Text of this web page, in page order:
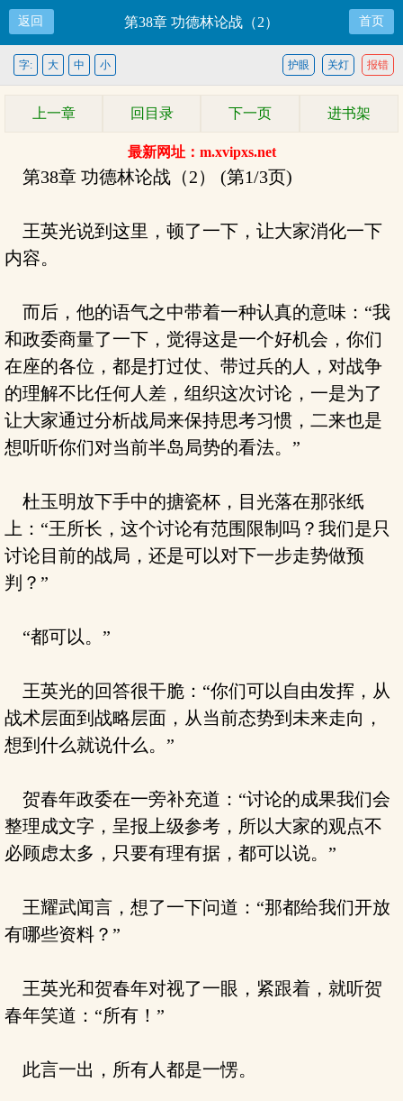
返回 第38章 功德林论战（2） 首页
报错
关灯
护眼
字: 大 中 小
上一章 回目录 下一页 进书架
最新网址：m.xvipxs.net
第38章 功德林论战（2） (第1/3页)
王英光说到这里，顿了一下，让大家消化一下
内容。
而后，他的语气之中带着一种认真的意味：“我
和政委商量了一下，觉得这是一个好机会，你们
在座的各位，都是打过仗、带过兵的人，对战争
的理解不比任何人差，组织这次讨论，一是为了
让大家通过分析战局来保持思考习惯，二来也是
想听听你们对当前半岛局势的看法。”
杜玉明放下手中的搪瓷杯，目光落在那张纸
上：“王所长，这个讨论有范围限制吗？我们是只
讨论目前的战局，还是可以对下一步走势做预
判？”
“都可以。”
王英光的回答很干脆：“你们可以自由发挥，从
战术层面到战略层面，从当前态势到未来走向，
想到什么就说什么。”
贺春年政委在一旁补充道：“讨论的成果我们会
整理成文字，呈报上级参考，所以大家的观点不
必顾虑太多，只要有理有据，都可以说。”
王耀武闻言，想了一下问道：“那都给我们开放
有哪些资料？”
王英光和贺春年对视了一眼，紧跟着，就听贺
春年笑道：“所有！”
此言一出，所有人都是一愣。